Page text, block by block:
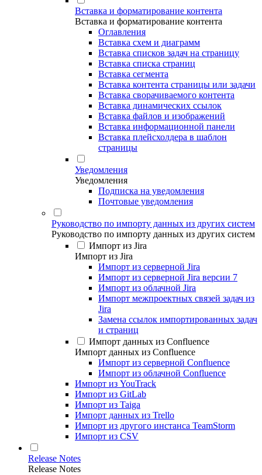
Вставка и форматирование контента
Вставка и форматирование контента
Оглавления
Вставка схем и диаграмм
Вставка списков задач на страницу
Вставка списка страниц
Вставка сегмента
Вставка контента страницы или задачи
Вставка сворачиваемого контента
Вставка динамических ссылок
Вставка файлов и изображений
Вставка информационной панели
Вставка плейсхолдера в шаблон
страницы
Уведомления
Уведомления
Подписка на уведомления
Почтовые уведомления
Руководство по импорту данных из других систем
Руководство по импорту данных из других систем
Импорт из Jira
Импорт из Jira
Импорт из серверной Jira
Импорт из серверной Jira версии 7
Импорт из облачной Jira
Импорт межпроектных связей задач из
Jira
Замена ссылок импортированных задач
и страниц
Импорт данных из Confluence
Импорт данных из Confluence
Импорт из серверной Confluence
Импорт из облачной Confluence
Импорт из YouTrack
Импорт из GitLab
Импорт из Taiga
Импорт данных из Trello
Импорт из другого инстанса TeamStorm
Импорт из CSV
Release Notes
Release Notes